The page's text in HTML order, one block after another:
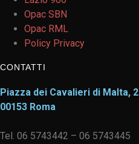
Opac SBN
Opac RML
Policy Privacy
CONTATTI
Piazza dei Cavalieri di Malta, 2
00153 Roma
Tel. 06 5743442 – 06 5743445